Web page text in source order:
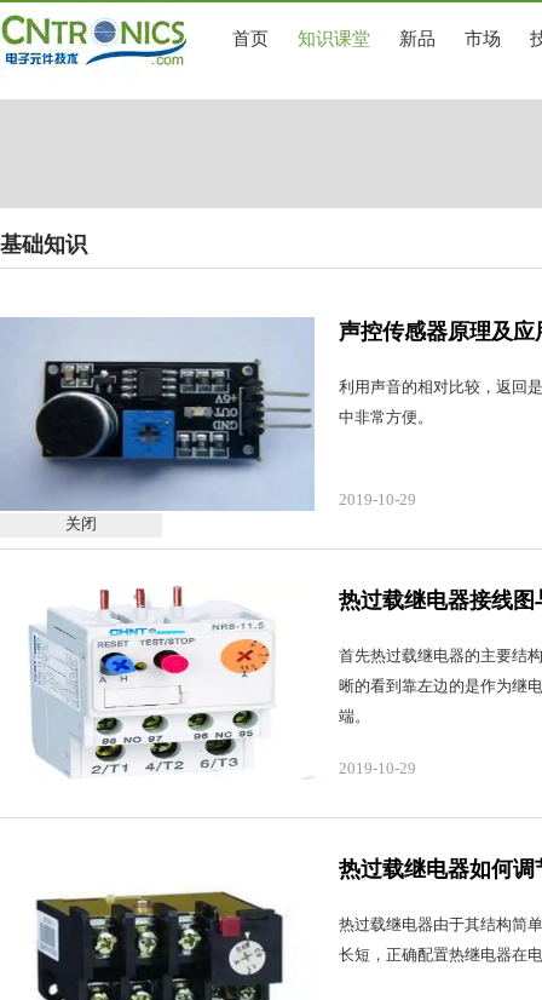
首页 知识课堂 新品 市场
基础知识
声控传感器原理及应
利用声音的相对比较，返回
中非常方便。
2019-10-29
热过载继电器接线图
首先热过载继电器的主要结
晰的看到靠左边的是作为继
端。
2019-10-29
热过载继电器如何调
热过载继电器由于其结构简
长短，正确配置热继电器在
关闭